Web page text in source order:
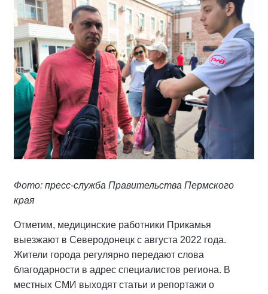
Фото: пресс-служба Правительства Пермского
края
Отметим, медицинские работники Прикамья
выезжают в Северодонецк с августа 2022 года.
Жители города регулярно передают слова
благодарности в адрес специалистов региона. В
местных СМИ выходят статьи и репортажи о